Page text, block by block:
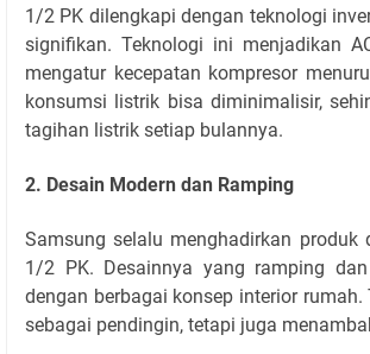
1/2 PK dilengkapi dengan teknologi
signifikan. Teknologi ini menjadikan
mengatur kecepatan kompresor
konsumsi listrik bisa diminimalisir,
tagihan listrik setiap bulannya.
2. Desain Modern dan Ramping
Samsung selalu menghadirkan produk
1/2 PK. Desainnya yang ramping
dengan berbagai konsep interior
sebagai pendingin, tetapi juga